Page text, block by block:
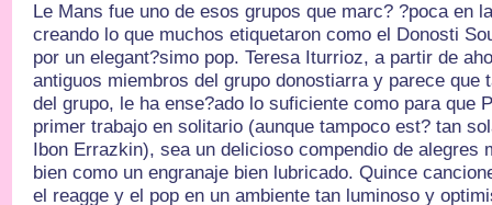
Le Mans fue uno de esos grupos que marc? ?poca en
creando lo que muchos etiquetaron como el Donosti
por un elegant?simo pop. Teresa Iturrioz, a partir de
antiguos miembros del grupo donostiarra y parece que
del grupo, le ha ense?ado lo suficiente como para que
primer trabajo en solitario (aunque tampoco est? tan
Ibon Errazkin), sea un delicioso compendio de alegres
bien como un engranaje bien lubricado. Quince
el reagge y el pop en un ambiente tan luminoso y